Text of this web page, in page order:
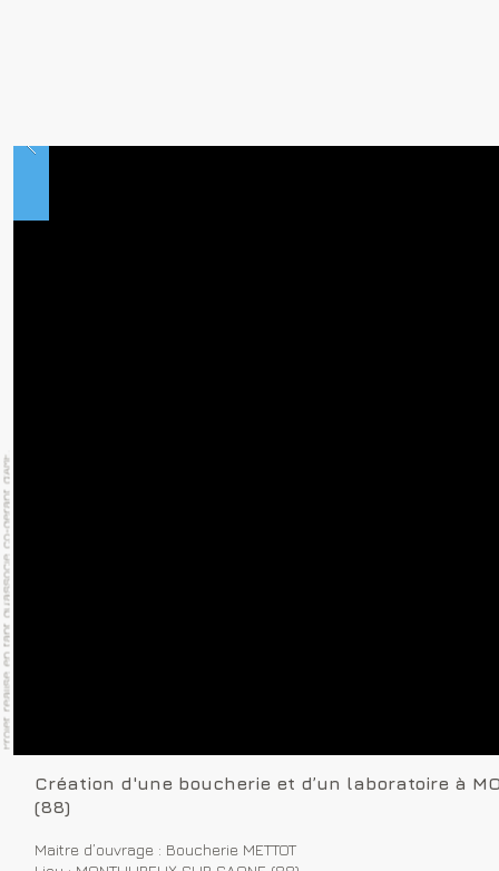
Création d'une boucherie et d’un laboratoire à
(88)
Maitre d’ouvrage : Boucherie METTOT